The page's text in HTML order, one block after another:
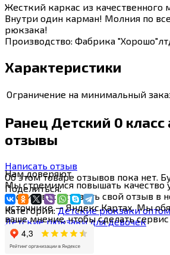
Жесткий каркас из качественного
Внутри один карман! Молния по
рюкзака!
Производство: Фабрика
Характеристики
Ограничение на минимальный
Ранец Детский 0
отзывы
Написать отзыв
Об этом товаре отзывов пока нет.
Поделиться:
Категории: Детские рюкзаки оптом
Детские рюкзаки для девочек
Намдоверяют
Мы стремимся повышать качество
просим вас оставить свой отзыв в
источнике — Яндекс.Картах. Мы
ваше мнение, чтобы сделать